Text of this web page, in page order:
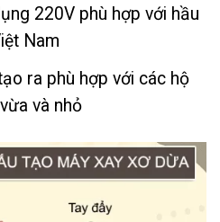
220V phù hợp với hầu
Nam
ra phù hợp với các hộ
và nhỏ